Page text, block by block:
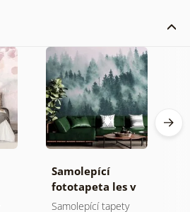
Samolepící
fototapeta les v
mlze
Samolepící tapety